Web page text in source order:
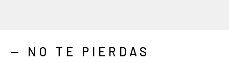
— NO TE PIERDAS